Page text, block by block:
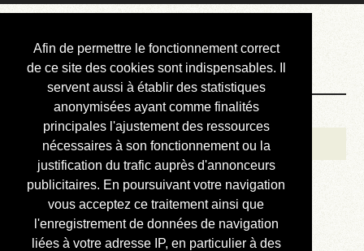
Afin de permettre le fonctionnement correct
de ce site des cookies sont indispensables. Il
servent aussi à établir des statistiques
anonymisées ayant comme finalités
principales l'ajustement des ressources
nécessaires à son fonctionnement ou la
justification du trafic auprès d'annonceurs
publicitaires. En poursuivant votre navigation
vous acceptez ce traitement ainsi que
l'enregistrement de données de navigation
liées à votre adresse IP, en particulier à des
Courbis, « LE »
Blog Officiel
Bienvenue
Réalisations
Divers (et d’été)
Annonces
Liens externes